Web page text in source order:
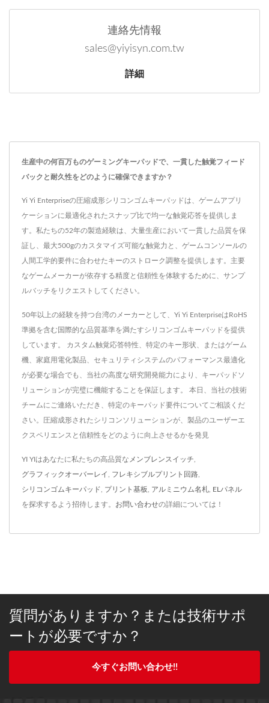
連絡先情報
sales@yiyisyn.com.tw
詳細
生産中の何百万ものゲーミングキーパッドで、一貫した触覚フィード
バックと耐久性をどのように確保できますか？
Yi Yi Enterpriseの圧縮成形シリコンゴムキーパッドは、ゲームアプリ
ケーションに最適化されたスナップ比で均一な触覚応答を提供しま
す。私たちの52年の製造経験は、大量生産において一貫した品質を保
証し、最大500gのカスタマイズ可能な触覚力と、ゲームコンソールの
人間工学的要件に合わせたキーのストローク調整を提供します。主要
なゲームメーカーが依存する精度と信頼性を体験するために、サンプ
ルバッチをリクエストしてください。
50年以上の経験を持つ台湾のメーカーとして、Yi Yi EnterpriseはRoHS
準拠を含む国際的な品質基準を満たすシリコンゴムキーパッドを提供
しています。 カスタム触覚応答特性、特定のキー形状、またはゲーム
機、家庭用電化製品、セキュリティシステムのパフォーマンス最適化
が必要な場合でも、当社の高度な研究開発能力により、キーパッドソ
リューションが完璧に機能することを保証します。 本日、当社の技術
チームにご連絡いただき、特定のキーパッド要件についてご相談くだ
さい。圧縮成形されたシリコンソリューションが、製品のユーザーエ
クスペリエンスと信頼性をどのように向上させるかを発見
YI YIはあなたに私たちの高品質な メンブレンスイッチ
グラフィックオーバーレイ フレキシブルプリント回路
シリコンゴムキーパッド プリント基板 アルミニウム名札 ELパネル
を探求するよう招待します。 お問い合わせの詳細については！
質問がありますか？または技術サポ
ートが必要ですか？
今すぐお問い合わせ!!